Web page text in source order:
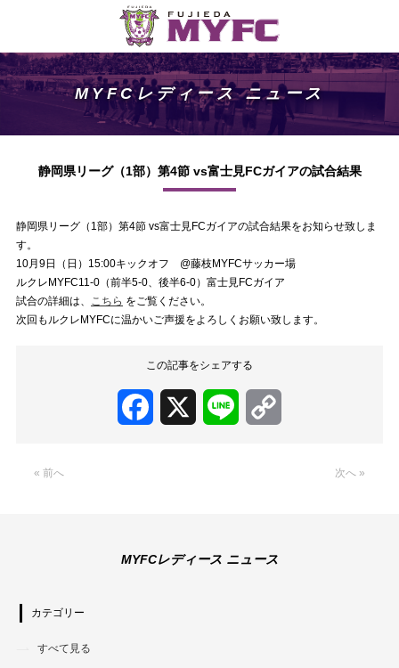
MYFCレディース ニュース
静岡県リーグ（1部）第4節 vs富士見FCガイアの試合結果
静岡県リーグ（1部）第4節 vs富士見FCガイアの試合結果をお知らせ致しま
す。
10月9日（日）15:00キックオフ @藤枝MYFCサッカー場
ルクレMYFC11-0（前半5-0、後半6-0）富士見FCガイア
試合の詳細は、 こちら をご覧ください。
次回もルクレMYFCに温かいご声援をよろしくお願い致します。
この記事をシェアする
Facebook Line
« 前へ 次へ »
MYFCレディース ニュース
カテゴリー
すべて見る